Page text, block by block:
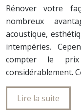
Rénover votre
nombreux
acoustique,
intempéries.
compter le
considérablement.
Lire la suite